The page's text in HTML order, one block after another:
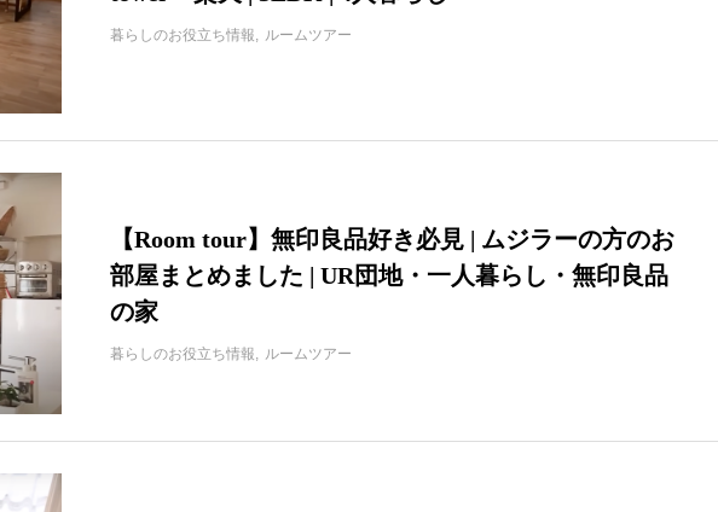
暮らしのお役立ち情報 ルームツアー
【Room tour】無印良品好き必見 | ムジラーの方のお
部屋まとめました | UR団地・一人暮らし・無印良品
の家
暮らしのお役立ち情報 ルームツアー